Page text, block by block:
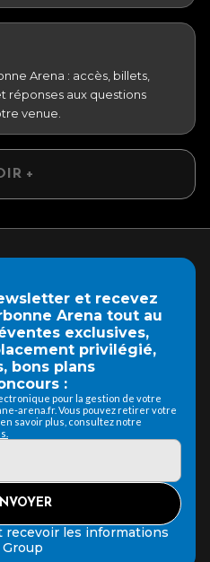
Arena : accès, billets,
réponses aux questions
venue.
+
et recevez
Arena tout au
exclusives,
privilégié,
bons plans
:
pour la gestion de votre
arena.fr. Vous pouvez retirer votre
savoir plus, consultez notre
recevoir les informations